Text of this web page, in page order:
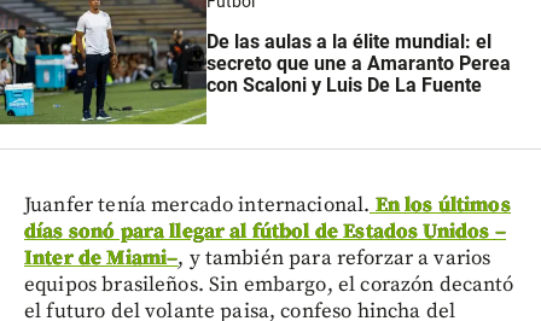
De las aulas a la élite mundial: el
secreto que une a Amaranto Perea
con Scaloni y Luis De La Fuente
Juanfer tenía mercado internacional.En los últimos
días sonó para llegar al fútbol de Estados Unidos–
Inter de Miami–, y también para reforzar a varios
equipos brasileños. Sin embargo, el corazón decantó
el futuro del volante paisa, confeso hincha del